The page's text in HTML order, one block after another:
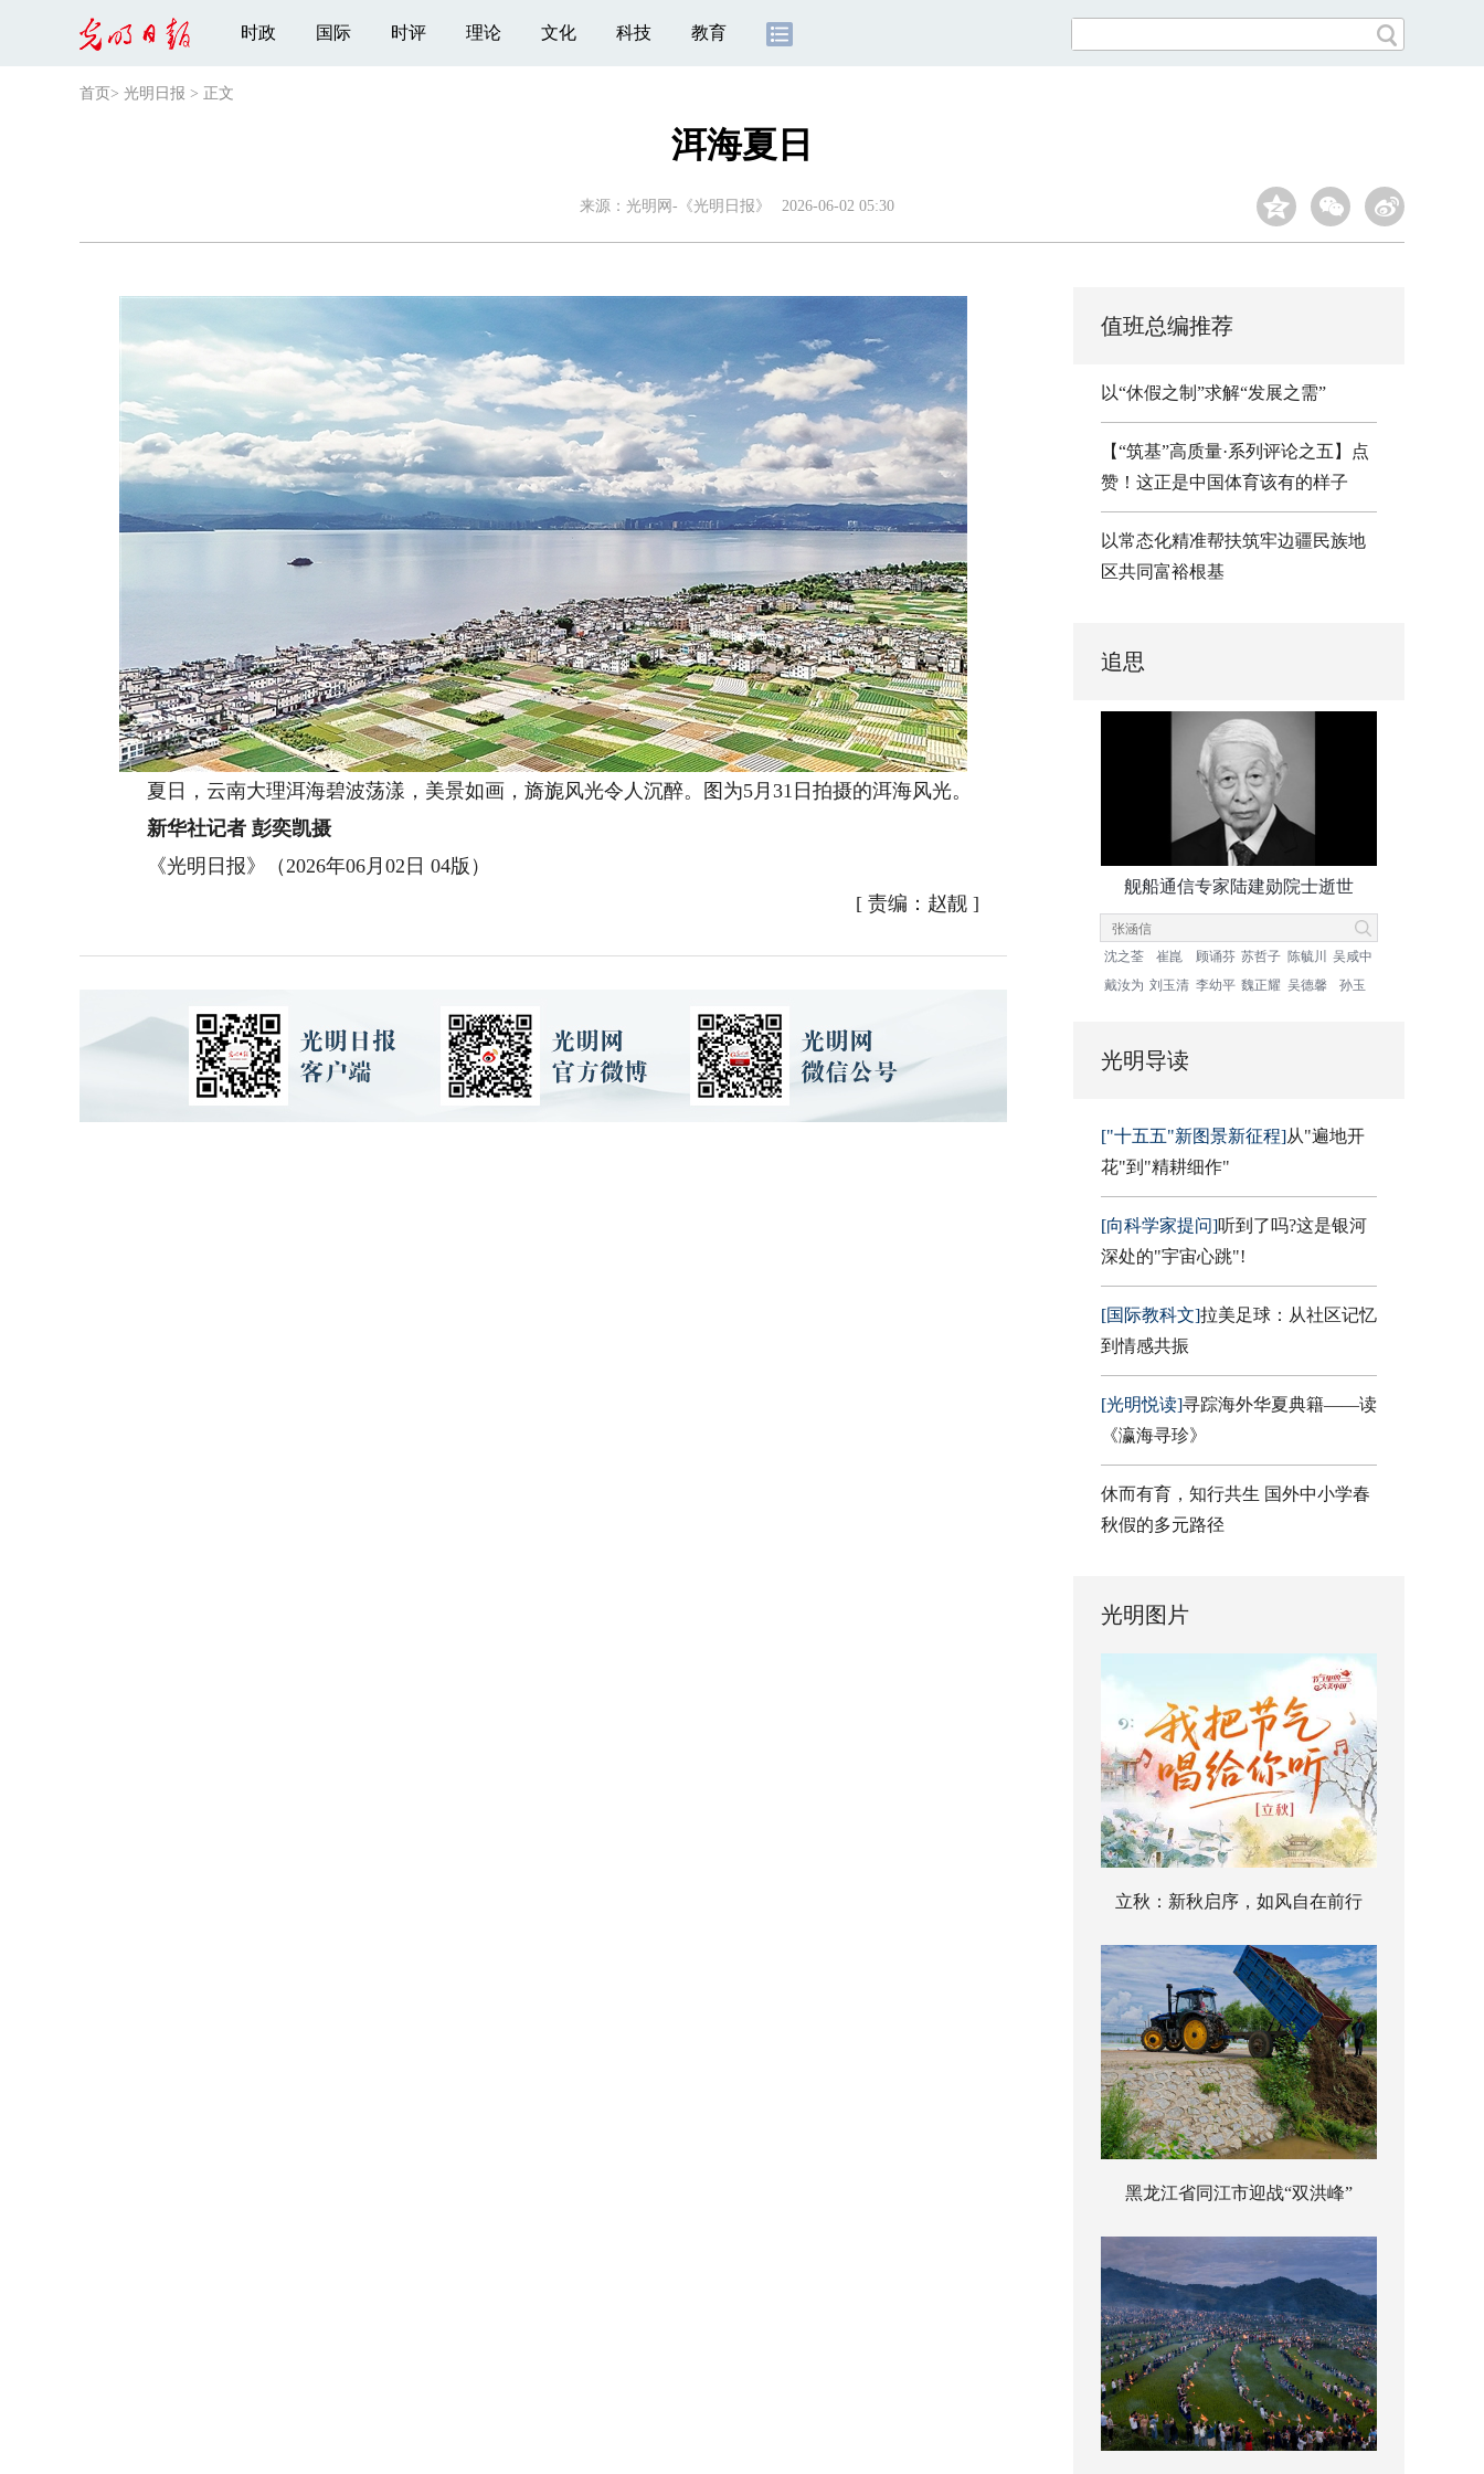
时政 国际 时评 理论 文化 科技 教育
首页 > 光明日报 > 正文
洱海夏日
来源： 光明网-《光明日报》 2026-06-02 05:30
夏日，云南大理洱海碧波荡漾，美景如画，旖旎风光令人沉醉。图为5月31日拍摄的洱海风光。
新华社记者 彭奕凯摄
《光明日报》（2026年06月02日 04版）
[ 责编：赵靓]
值班总编推荐
以“休假之制”求解“发展之需”
【“筑基”高质量·系列评论之五】点
赞！这正是中国体育该有的样子
以常态化精准帮扶筑牢边疆民族地
区共同富裕根基
追思
舰船通信专家陆建勋院士逝世
沈之荃 崔崑 顾诵芬 苏哲子 陈毓川
吴咸中
戴汝为 刘玉清 李幼平 魏正耀 吴德馨 孙玉
光明导读
["十五五"新图景新征程]从"遍地开
花"到"精耕细作"
[向科学家提问]听到了吗?这是银河
深处的"宇宙心跳"!
[国际教科文]拉美足球：从社区记忆
到情感共振
[光明悦读]寻踪海外华夏典籍——读
《瀛海寻珍》
休而有育，知行共生 国外中小学春
秋假的多元路径
光明图片
立秋：新秋启序，如风自在前行
黑龙江省同江市迎战“双洪峰”